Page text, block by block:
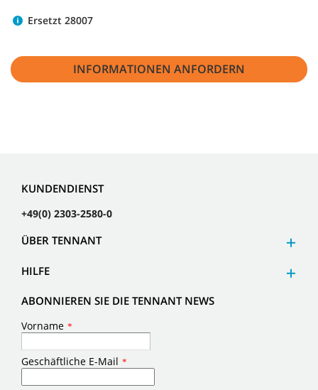
Ersetzt 28007
INFORMATIONEN ANFORDERN
KUNDENDIENST
+49(0) 2303-2580-0
ÜBER TENNANT
HILFE
ABONNIEREN SIE DIE TENNANT NEWS